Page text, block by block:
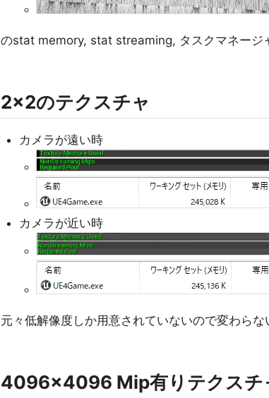
のstat memory, stat streaming, タスクマネージ
2x2のテクスチャ
カメラが遠い時
カメラが近い時
元々低解像度しか用意されていないので変わらな
4096x4096 Mip有りテクスチ